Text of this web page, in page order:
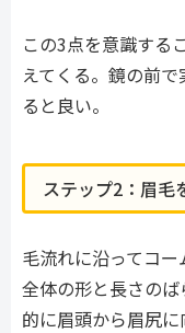
この3点を意識する
えてくる。鏡の前
ると良い。
ステップ2：眉毛
毛流れに沿ってコ
全体の形と長さの
的に眉頭から眉尻